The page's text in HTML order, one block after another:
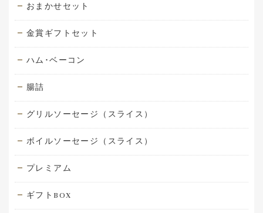
おまかせセット
金賞ギフトセット
ハム･ベーコン
腸詰
グリルソーセージ（スライス）
ボイルソーセージ（スライス）
プレミアム
ギフトBOX